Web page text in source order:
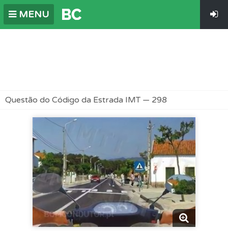
MENU
Questão do Código da Estrada IMT — 298